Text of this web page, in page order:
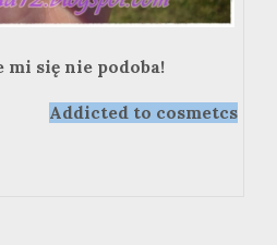
mi się nie podoba!
Addicted to cosmetcs